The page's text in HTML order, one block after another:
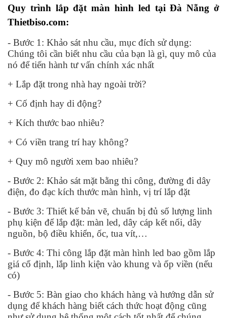
Quy trình lắp đặt màn hình led tại Đà Nẵng ở
Thietbiso.com:
- Bước 1: Khảo sát nhu cầu, mục đích sử dụng:
Chúng tôi cần biết nhu cầu của bạn là gì, quy mô của
nó để tiến hành tư vấn chính xác nhất
+ Lắp đặt trong nhà hay ngoài trời?
+ Cố định hay di động?
+ Kích thước bao nhiêu?
+ Có viền trang trí hay không?
+ Quy mô người xem bao nhiêu?
- Bước 2: Khảo sát mặt bằng thi công, đường đi dây
điện, đo đạc kích thước màn hình, vị trí lắp đặt
- Bước 3: Thiết kế bản vẽ, chuẩn bị đủ số lượng linh
phụ kiện để lắp đặt: màn led, dây cáp kết nối, dây
nguồn, bộ điều khiển, ốc, tua vít,…
- Bước 4: Thi công lắp đặt màn hình led bao gồm lắp
giá cố định, lắp linh kiện vào khung và ốp viền (nếu
có)
- Bước 5: Bàn giao cho khách hàng và hướng dẫn sử
dụng để khách hàng biết cách thức hoạt động cũng